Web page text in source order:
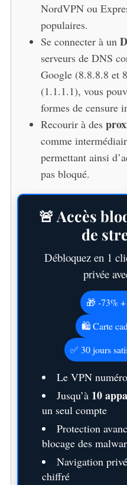
NordVPN ou
populaires.
Se connecter à un
serveurs de DNS
Google (8.8.8.8 et
(1.1.1.1), vous
formes de censure
Recourir à des
comme
permettant ainsi
pas bloqué.
🚨 Accès
de
Débloquez en 1
privée
🎁 -73%
🛍️ Carte
✅ 30 jours
Le VPN
Jusqu’à 10
un seul compte
Protection
blocage des
Navigation
chiffré